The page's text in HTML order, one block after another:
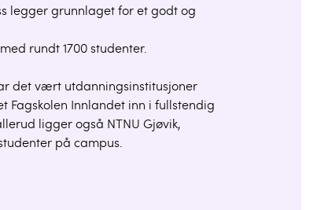
legger grunnlaget for et godt og
rundt 1700 studenter.
det vært utdanningsinstitusjoner
Fagskolen Innlandet inn i fullstendig
ligger også NTNU Gjøvik,
på campus.